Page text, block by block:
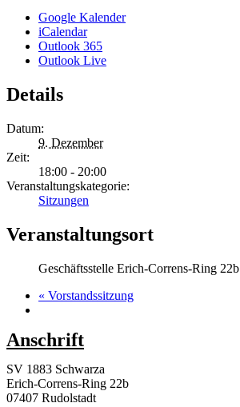
Google Kalender
iCalendar
Outlook 365
Outlook Live
Details
Datum:
9. Dezember
Zeit:
18:00 - 20:00
Veranstaltungskategorie:
Sitzungen
Veranstaltungsort
Geschäftsstelle Erich-Correns-Ring 22b
« Vorstandssitzung
Anschrift
SV 1883 Schwarza
Erich-Correns-Ring 22b
07407 Rudolstadt